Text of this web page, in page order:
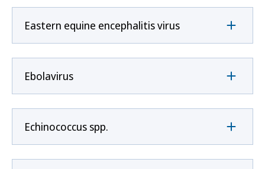
Eastern equine encephalitis virus
Ebolavirus
Echinococcus spp.